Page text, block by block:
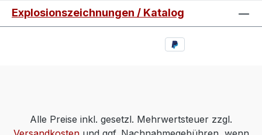
Explosionszeichnungen / Katalog
Alle Preise inkl. gesetzl. Mehrwertsteuer zzgl.